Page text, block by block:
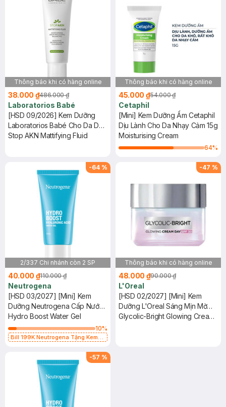
Thông báo khi có hàng online
38.000 ₫486.000 ₫
Laboratorios Babé
[HSD 09/2026] Kem Dưỡng
Laboratorios Babé Cho Da Dầu
Mụn 50ml
Stop AKN Mattifying Fluid
Thông báo khi có hàng online
45.000 ₫54.000 ₫
Cetaphil
[Mini] Kem Dưỡng Ẩm Cetaphil
Dịu Lành Cho Da Nhạy Cảm 15g
Moisturising Cream
64%
-64 %
2/337 Chi nhánh còn 2 SP
40.000 ₫110.000 ₫
Neutrogena
[HSD 03/2027] [Mini] Kem
Dưỡng Neutrogena Cấp Nước
Cho Da Dầu 15g
Hydro Boost Water Gel
10%
Bill 199K Neutrogena Tặng Kem
-47 %
Thông báo khi có hàng online
48.000 ₫90.000 ₫
L'Oreal
[HSD 02/2027] [Mini] Kem
Dưỡng L'Oreal Sáng Mịn Mờ
Thâm Nám Ban Ngày 15ml
Glycolic-Bright Glowing Cream
-57 %